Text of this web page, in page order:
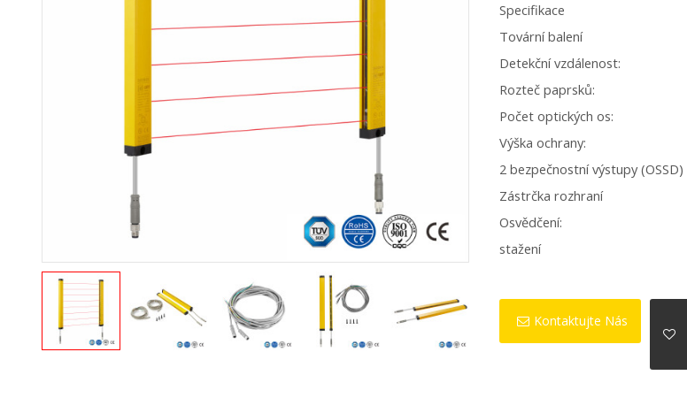
Specifikace
Tovární balení
Detekční vzdálenost:
Rozteč paprsků:
Počet optických os:
Výška ochrany:
2 bezpečnostní výstupy (OSSD)
Zástrčka rozhraní
Osvědčení:
stažení
Kontaktujte Nás